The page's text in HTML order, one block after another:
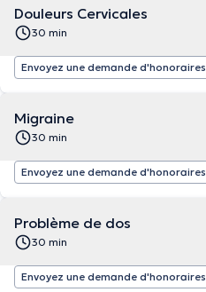
Douleurs Cervicales
30 min
Envoyez une demande d'honoraires
Migraine
30 min
Envoyez une demande d'honoraires
Problème de dos
30 min
Envoyez une demande d'honoraires